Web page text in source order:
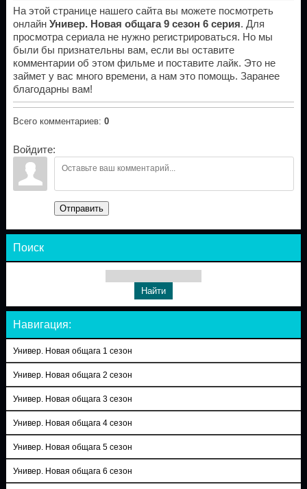
На этой странице нашего сайта вы можете посмотреть
онлайн Универ. Новая общага 9 сезон 6 серия. Для
просмотра сериала не нужно регистрироваться. Но мы
были бы признательны вам, если вы оставите
комментарии об этом фильме и поставите лайк. Это не
займет у вас много времени, а нам это помощь. Заранее
благодарны вам!
Всего комментариев: 0
Войдите:
Отправить
Поиск
Навигация:
Универ. Новая общага 1 сезон
Универ. Новая общага 2 сезон
Универ. Новая общага 3 сезон
Универ. Новая общага 4 сезон
Универ. Новая общага 5 сезон
Универ. Новая общага 6 сезон